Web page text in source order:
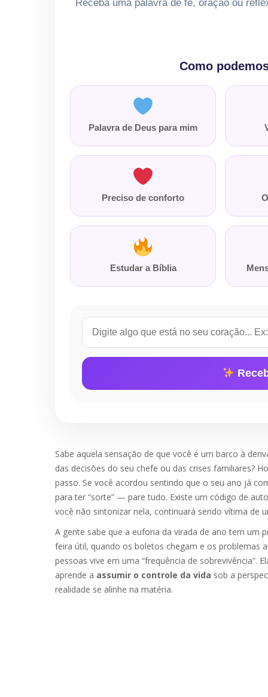
Receba uma palavra de fé, oração ou
Como
Palavra de Deus para mim
Preciso de conforto
Estudar a Bíblia
Sabe aquela sensação de que você é um barco à
das decisões do seu chefe ou das crises familiares?
passo. Se você acordou sentindo que o seu ano já
para ter “sorte” — pare tudo. Existe um código de
você não sintonizar nela, continuará sendo vítima de
A gente sabe que a euforia da virada de ano tem um
feira útil, quando os boletos chegam e os problemas
pessoas vive em uma “frequência de sobrevivência”.
aprende a assumir o controle da vida sob a
realidade se alinhe na matéria.